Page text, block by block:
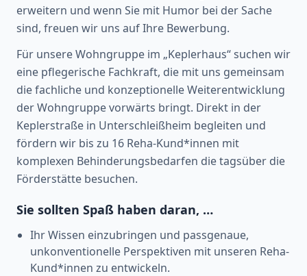
erweitern und wenn Sie mit Humor bei der Sache
sind, freuen wir uns auf Ihre Bewerbung.
Für unsere Wohngruppe im „Keplerhaus“ suchen wir
eine pflegerische Fachkraft, die mit uns gemeinsam
die fachliche und konzeptionelle Weiterentwicklung
der Wohngruppe vorwärts bringt. Direkt in der
Keplerstraße in Unterschleißheim begleiten und
fördern wir bis zu 16 Reha-Kund*innen mit
komplexen Behinderungsbedarfen die tagsüber die
Förderstätte besuchen.
Sie sollten Spaß haben daran, …
Ihr Wissen einzubringen und passgenaue,
unkonventionelle Perspektiven mit unseren Reha-
Kund*innen zu entwickeln.